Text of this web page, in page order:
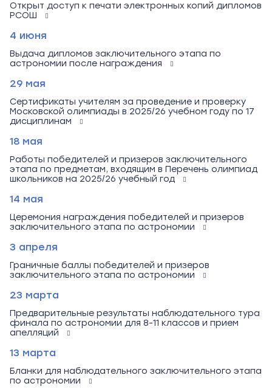
Открыт доступ к печати электронных копий дипломов
РСОШ
4 июня
Выдача дипломов заключительного этапа по
астрономии после награждения
29 мая
Сертификаты учителям за проведение и проверку
Московской олимпиады в 2025/26 учебном году по 17
дисциплинам
18 мая
Работы победителей и призеров заключительного
этапа по предметам, входящим в Перечень олимпиад
школьников на 2025/26 учебный год
14 мая
Церемония награждения победителей и призеров
заключительного этапа по астрономии
3 апреля
Граничные баллы победителей и призеров
заключительного этапа по астрономии
23 марта
Предварительные результаты наблюдательного тура
финала по астрономии для 8-11 классов и прием
апелляций
13 марта
Бланки для наблюдательного заключительного этапа
по астрономии